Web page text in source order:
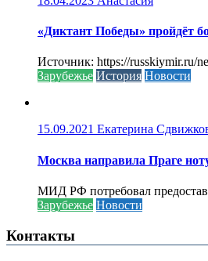
«Диктант Победы» пройдёт
Источник: https://russkiymir.ru/
Зарубежье История Новости
15.09.2021 Екатерина
Москва направила Праге
МИД РФ потребовал
Зарубежье Новости
Контакты